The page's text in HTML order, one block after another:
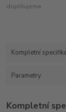
doplňujeme
Kompletní
Parametry
Kompletní